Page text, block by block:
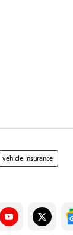
vehicle insurance